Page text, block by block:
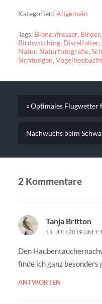
Kategorien: Allgemein
Tags: Bienenfresser, Birder,
Birdwatching, Distelfalter,
Natur, Naturfotografie,
Sichtungen,
« Optimales Flugwetter
Nachwuchs beim
2 Kommentare
Tanja Britton
11. JULI 2019 UM
Den
finde ich ganz besonders
ANTWORTEN